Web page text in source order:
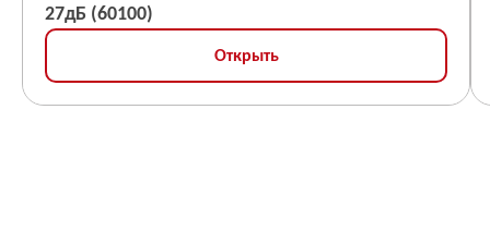
27дБ (60100)
Открыть